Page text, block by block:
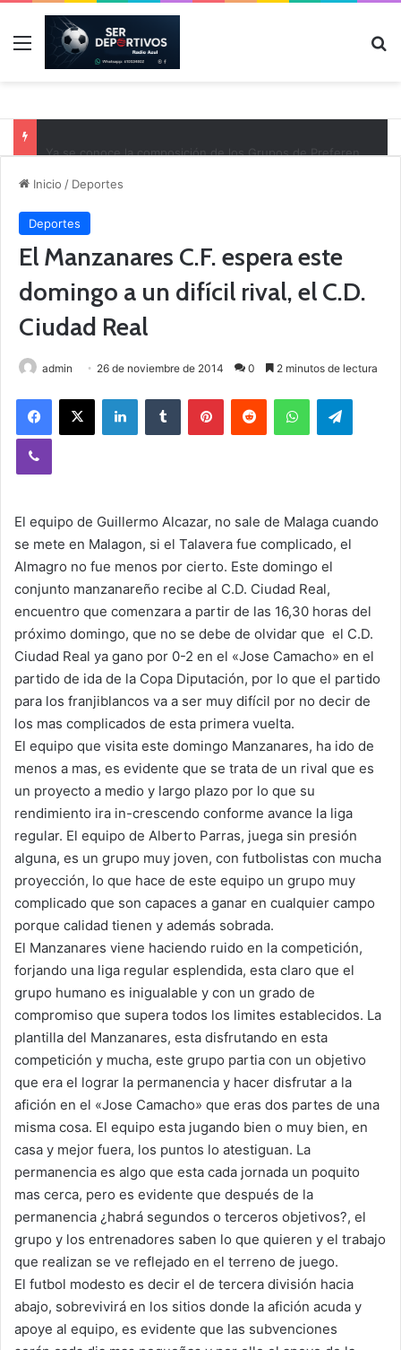
Menú
Inicio / Deportes
Deportes
El Manzanares C.F. espera este
domingo a un difícil rival, el C.D.
Ciudad Real
admin 26 de noviembre de 2014 0 2 minutos de lectura
El equipo de Guillermo Alcazar, no sale de Malaga cuando
se mete en Malagon, si el Talavera fue complicado, el
Almagro no fue menos por cierto. Este domingo el
conjunto manzanareño recibe al C.D. Ciudad Real,
encuentro que comenzara a partir de las 16,30 horas del
próximo domingo, que no se debe de olvidar que el C.D.
Ciudad Real ya gano por 0-2 en el «Jose Camacho» en el
partido de ida de la Copa Diputación, por lo que el partido
para los franjiblancos va a ser muy difícil por no decir de
los mas complicados de esta primera vuelta.
El equipo que visita este domingo Manzanares, ha ido de
menos a mas, es evidente que se trata de un rival que es
un proyecto a medio y largo plazo por lo que su
rendimiento ira in-crescendo conforme avance la liga
regular. El equipo de Alberto Parras, juega sin presión
alguna, es un grupo muy joven, con futbolistas con mucha
proyección, lo que hace de este equipo un grupo muy
complicado que son capaces a ganar en cualquier campo
porque calidad tienen y además sobrada.
El Manzanares viene haciendo ruido en la competición,
forjando una liga regular esplendida, esta claro que el
grupo humano es inigualable y con un grado de
compromiso que supera todos los limites establecidos. La
plantilla del Manzanares, esta disfrutando en esta
competición y mucha, este grupo partia con un objetivo
que era el lograr la permanencia y hacer disfrutar a la
afición en el «Jose Camacho» que eras dos partes de una
misma cosa. El equipo esta jugando bien o muy bien, en
casa y mejor fuera, los puntos lo atestiguan. La
permanencia es algo que esta cada jornada un poquito
mas cerca, pero es evidente que después de la
permanencia ¿habrá segundos o terceros objetivos?, el
grupo y los entrenadores saben lo que quieren y el trabajo
que realizan se ve reflejado en el terreno de juego.
El futbol modesto es decir el de tercera división hacia
abajo, sobrevivirá en los sitios donde la afición acuda y
apoye al equipo, es evidente que las subvenciones